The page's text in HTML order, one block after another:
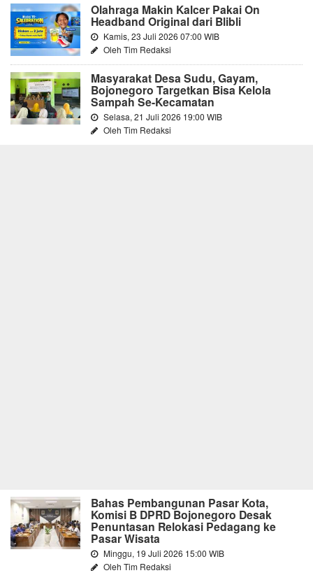
Olahraga Makin Kalcer Pakai On
Headband Original dari Blibli
Kamis, 23 Juli 2026 07:00 WIB
Oleh Tim Redaksi
Masyarakat Desa Sudu, Gayam,
Bojonegoro Targetkan Bisa Kelola
Sampah Se-Kecamatan
Selasa, 21 Juli 2026 19:00 WIB
Oleh Tim Redaksi
Bahas Pembangunan Pasar Kota,
Komisi B DPRD Bojonegoro Desak
Penuntasan Relokasi Pedagang ke
Pasar Wisata
Minggu, 19 Juli 2026 15:00 WIB
Oleh Tim Redaksi